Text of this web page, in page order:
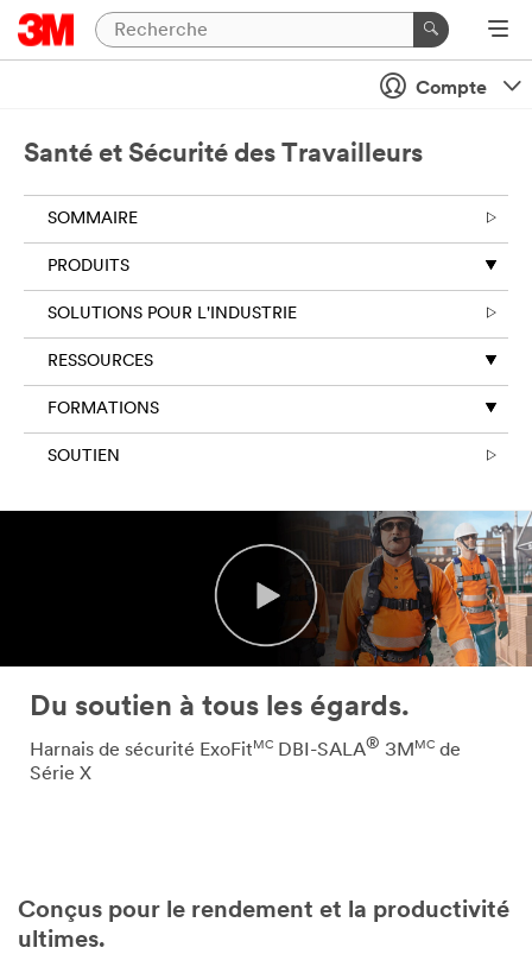
Compte
Santé et Sécurité des Travailleurs
SOMMAIRE
PRODUITS
SOLUTIONS POUR L'INDUSTRIE
RESSOURCES
FORMATIONS
SOUTIEN
Du soutien à tous les égards.
Harnais de sécurité ExoFit MC DBI-SALA® 3M MC de
Série X
Conçus pour le rendement et la productivité
ultimes.